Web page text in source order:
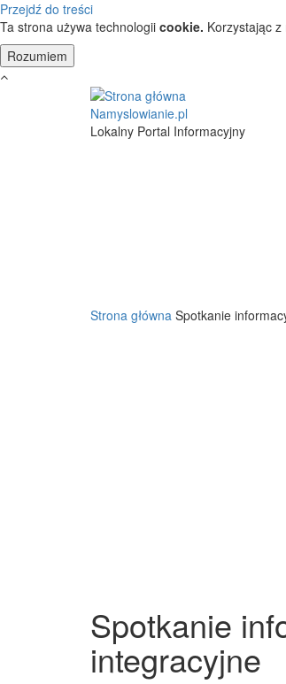
Przejdź do treści
Ta strona używa technologii cookie. Korzystając
Namyslowianie.pl
Lokalny Portal Informacyjny
Strona główna Spotkanie
Spotkanie
integracyjne